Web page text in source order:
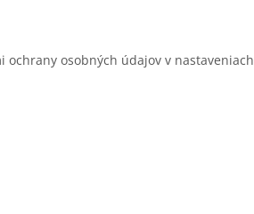
ochrany osobných údajov v nastaveniach